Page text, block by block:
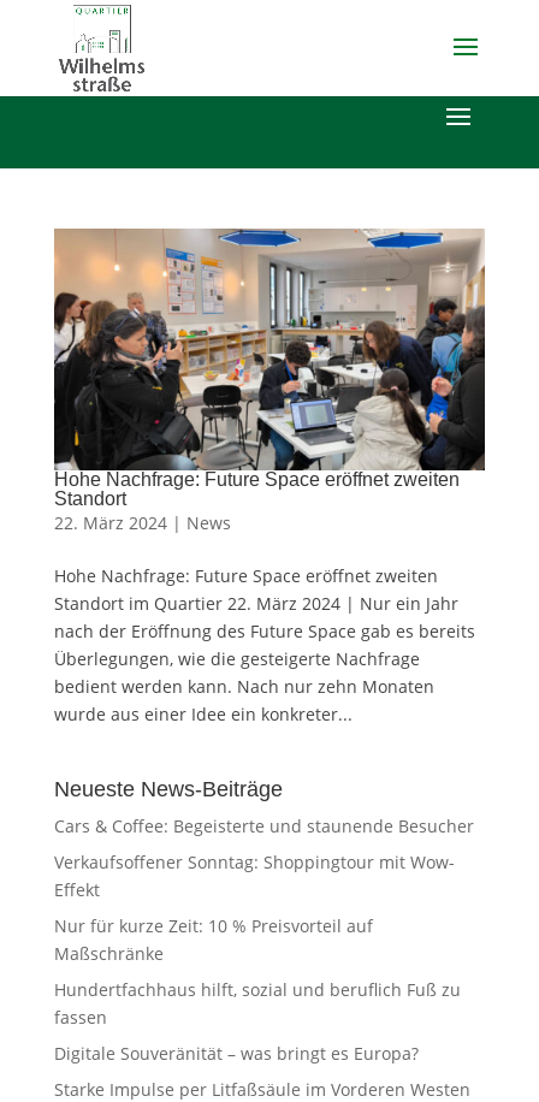
Hohe Nachfrage: Future Space eröffnet zweiten
Standort
22. März 2024 | News
Hohe Nachfrage: Future Space eröffnet zweiten
Standort im Quartier 22. März 2024 | Nur ein Jahr
nach der Eröffnung des Future Space gab es bereits
Überlegungen, wie die gesteigerte Nachfrage
bedient werden kann. Nach nur zehn Monaten
wurde aus einer Idee ein konkreter...
Neueste News-Beiträge
Cars & Coffee: Begeisterte und staunende Besucher
Verkaufsoffener Sonntag: Shoppingtour mit Wow-
Effekt
Nur für kurze Zeit: 10 % Preisvorteil auf
Maßschränke
Hundertfachhaus hilft, sozial und beruflich Fuß zu
fassen
Digitale Souveränität – was bringt es Europa?
Starke Impulse per Litfaßsäule im Vorderen Westen